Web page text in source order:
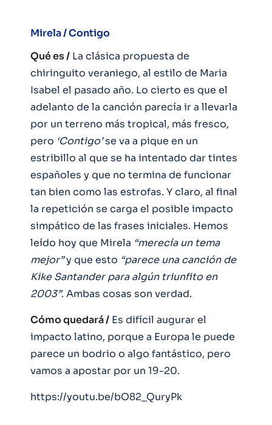
Mirela / Contigo
Qué es / La clásica propuesta de
chiringuito veraniego, al estilo de Maria
Isabel el pasado año. Lo cierto es que el
adelanto de la canción parecía ir a llevarla
por un terreno más tropical, más fresco,
pero ‘Contigo’se va a pique en un
estribillo al que se ha intentado dar tintes
españoles y que no termina de funcionar
tan bien como las estrofas. Y claro, al final
la repetición se carga el posible impacto
simpático de las frases iniciales. Hemos
leído hoy que Mirela “merecía un tema
mejor”y que esto “parece una canción de
Kike Santander para algún triunfito en
2003”. Ambas cosas son verdad.
Cómo quedará / Es difícil augurar el
impacto latino, porque a Europa le puede
parece un bodrio o algo fantástico, pero
vamos a apostar por un 19-20.
https://youtu.be/bO82_QuryPk